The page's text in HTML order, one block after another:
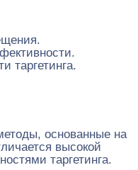
таргетинга.
основанные на
высокой
таргетинга.